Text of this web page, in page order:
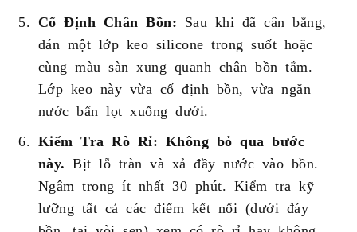
Cố Định Chân Bồn: Sau khi đã cân bằng,
dán một lớp keo silicone trong suốt hoặc
cùng màu sàn xung quanh chân bồn tắm.
Lớp keo này vừa cố định bồn, vừa ngăn
nước bẩn lọt xuống dưới.
Kiểm Tra Rò Rỉ:
Không bỏ qua bước
này.
Bịt lỗ tràn và xả đầy nước vào bồn.
Ngâm trong ít nhất 30 phút. Kiểm tra kỹ
lưỡng tất cả các điểm kết nối (dưới đáy
bồn, tại vòi sen) xem có rò rỉ hay không.